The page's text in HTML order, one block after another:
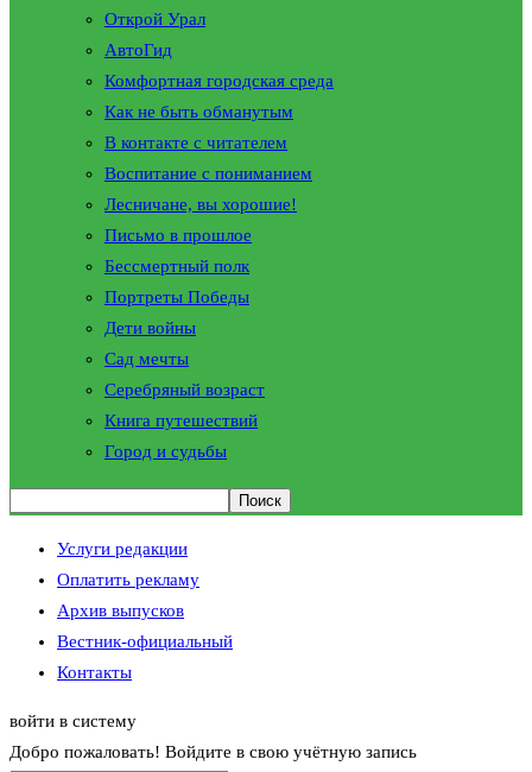
Открой Урал
АвтоГид
Комфортная городская среда
Как не быть обманутым
В контакте с читателем
Воспитание с пониманием
Лесничане, вы хорошие!
Письмо в прошлое
Бессмертный полк
Портреты Победы
Дети войны
Сад мечты
Серебряный возраст
Книга путешествий
Город и судьбы
Услуги редакции
Оплатить рекламу
Архив выпусков
Вестник-официальный
Контакты
войти в систему
Добро пожаловать! Войдите в свою учётную запись